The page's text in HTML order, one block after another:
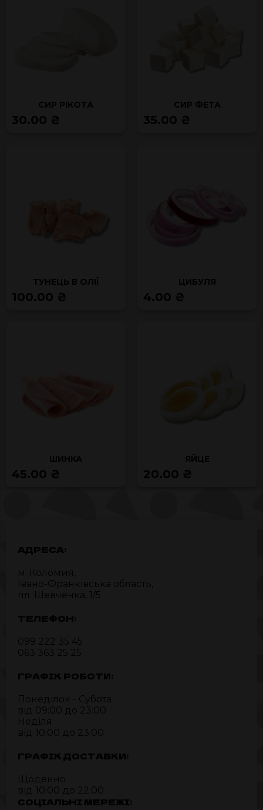
СИР РІКОТА
30.00 ₴
СИР ФЕТА
35.00 ₴
ТУНЕЦЬ В ОЛІЇ
100.00 ₴
ЦИБУЛЯ
4.00 ₴
ШИНКА
45.00 ₴
ЯЙЦЕ
20.00 ₴
АДРЕСА:
м. Коломия,
Івано-Франківська область,
пл. Шевченка, 1/5
ТЕЛЕФОН:
099 222 35 45
063 363 25 25
ГРАФІК РОБОТИ:
Понеділок - Субота
від 09:00 до 23:00
Неділя
від 10:00 до 23:00
ГРАФІК ДОСТАВКИ:
Щоденно
від 10:00 до 22:00
СОЦІАЛЬНІ МЕРЕЖІ: